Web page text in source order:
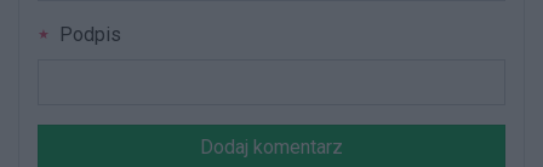
Podpis
Dodaj komentarz